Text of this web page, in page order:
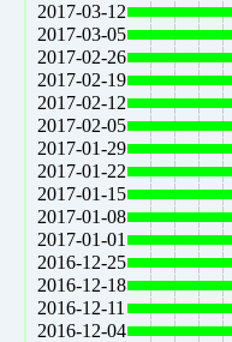
2017-03-12
2017-03-05
2017-02-26
2017-02-19
2017-02-12
2017-02-05
2017-01-29
2017-01-22
2017-01-15
2017-01-08
2017-01-01
2016-12-25
2016-12-18
2016-12-11
2016-12-04